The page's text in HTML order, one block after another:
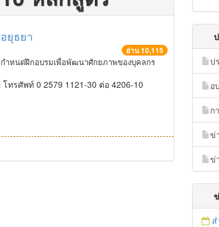
ยุธยา
อ่าน 10,115
กำหนดฝึกอบรมเพื่อพัฒนาศักยภาพของบุคลกร
ทรศัพท์ 0 2579 1121-30 ต่อ 4206-10
ป
อ
ก
ข่
ข่
สำนักง